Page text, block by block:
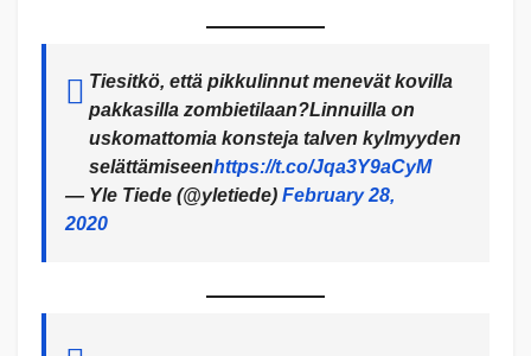
Tiesitkö, että pikkulinnut menevät kovilla
pakkasilla zombietilaan?Linnuilla on
uskomattomia konsteja talven kylmyyden
selättämiseenhttps://t.co/Jqa3Y9aCyM
— Yle Tiede (@yletiede) February 28,
2020